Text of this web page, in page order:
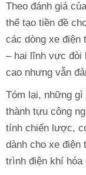
Theo đánh giá
thể tạo tiền đề
các dòng xe điện
– hai lĩnh vực đòi
cao nhưng vẫn
Tóm lại, những gì
thành tựu công
tính chiến lược,
dành cho xe điện
trình điện khí hóa